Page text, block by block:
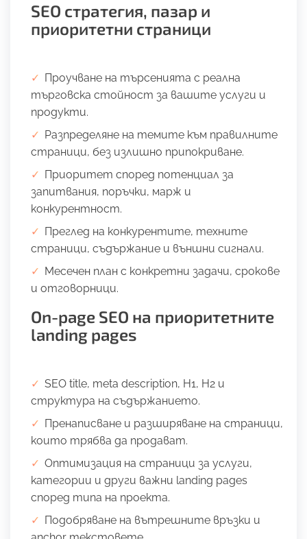
SEO стратегия, пазар и
приоритетни страници
Проучване на търсенията с реална
търговска стойност за вашите услуги и
продукти.
Разпределяне на темите към правилните
страници, без излишно припокриване.
Приоритет според потенциал за
запитвания, поръчки, марж и
конкурентност.
Преглед на конкурентите, техните
страници, съдържание и външни сигнали.
Месечен план с конкретни задачи, срокове
и отговорници.
On-page SEO на приоритетните
landing pages
SEO title, meta description, H1, H2 и
структура на съдържанието.
Пренаписване и разширяване на страници,
които трябва да продават.
Оптимизация на страници за услуги,
категории и други важни landing pages
според типа на проекта.
Подобряване на вътрешните връзки и